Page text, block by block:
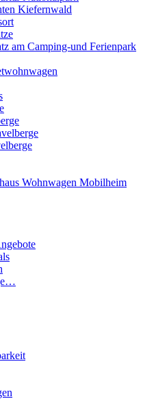
Kiefernwald
am Camping-und Ferienpark
Wohnwagen Mobilheim